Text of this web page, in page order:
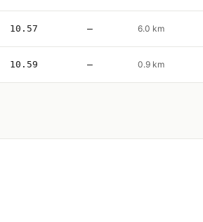
10.57 — 6.0 km
10.59 — 0.9 km